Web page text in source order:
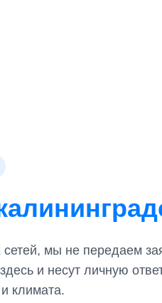
мы не передаем
и несут личную
климата.